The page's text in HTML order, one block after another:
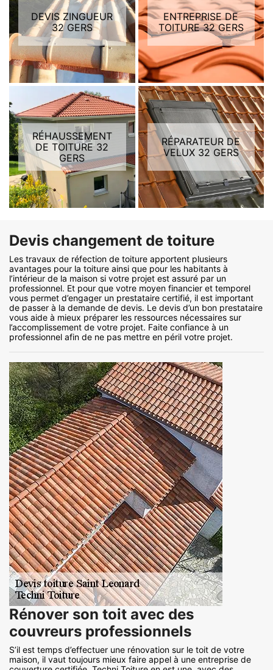
DEVIS ZINGUEUR
32 GERS
ENTREPRISE DE
TOITURE 32 GERS
RÉHAUSSEMENT
DE TOITURE 32
GERS
RÉPARATEUR DE
VELUX 32 GERS
Devis changement de toiture
Les travaux de réfection de toiture apportent plusieurs
avantages pour la toiture ainsi que pour les habitants à
l’intérieur de la maison si votre projet est assuré par un
professionnel. Et pour que votre moyen financier et temporel
vous permet d’engager un prestataire certifié, il est important
de passer à la demande de devis. Le devis d’un bon prestataire
vous aide à mieux préparer les ressources nécessaires sur
l’accomplissement de votre projet. Faite confiance à un
professionnel afin de ne pas mettre en péril votre projet.
Rénover son toit avec des
couvreurs professionnels
S’il est temps d’effectuer une rénovation sur le toit de votre
maison, il vaut toujours mieux faire appel à une entreprise de